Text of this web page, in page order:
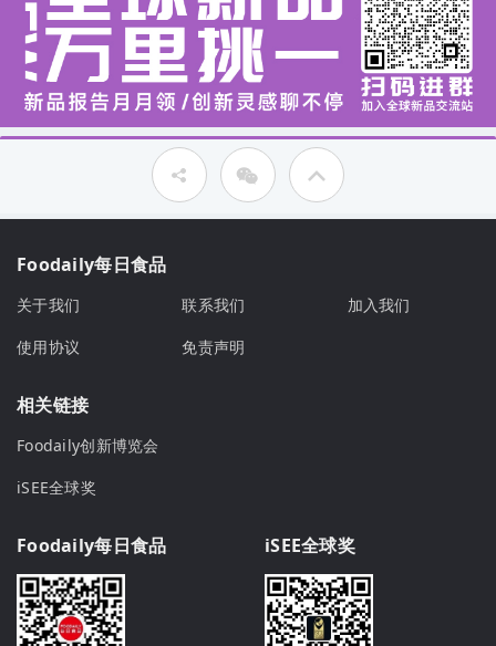
Foodaily每日食品
关于我们 联系我们
加入我们
使用协议
免责声明
相关链接
Foodaily创新博览会
iSEE全球奖
Foodaily每日食品 iSEE全球奖